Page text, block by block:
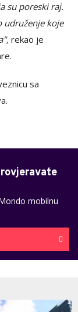
su poreski raj.
udruženje koje
rekao je
sa
mobilnu
3